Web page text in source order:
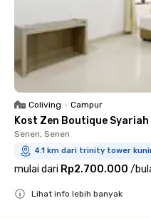
Coliving • Campur
Kost Zen Boutique Syariah
Senen, Senen
4.1 km dari trinity tower
mulai dari Rp2.700.000 /
Lihat info lebih banyak